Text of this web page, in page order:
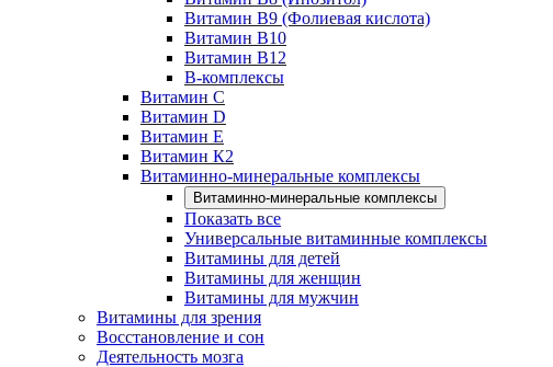
Витамин B9 (Фолиевая кислота)
Витамин B10
Витамин B12
B-комплексы
Витамин C
Витамин D
Витамин E
Витамин К2
Витаминно-минеральные комплексы
Витаминно-минеральные комплексы
Показать все
Универсальные витаминные комплексы
Витамины для детей
Витамины для женщин
Витамины для мужчин
Витамины для зрения
Восстановление и сон
Деятельность мозга